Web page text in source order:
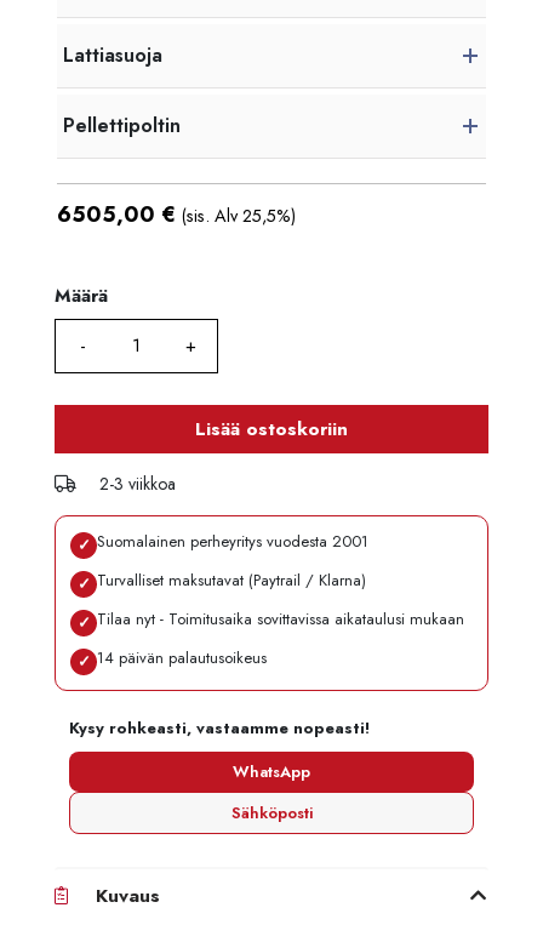
Lattiasuoja
Pellettipoltin
6505,00 € (sis. Alv 25,5%)
Määrä
Määrä
Lisää ostoskoriin
2-3 viikkoa
✓ Suomalainen perheyritys vuodesta 2001
✓ Turvalliset maksutavat (Paytrail / Klarna)
✓ Tilaa nyt - Toimitusaika sovittavissa aikataulusi mukaan
✓ 14 päivän palautusoikeus
Kysy rohkeasti, vastaamme nopeasti!
WhatsApp
Sähköposti
Kuvaus